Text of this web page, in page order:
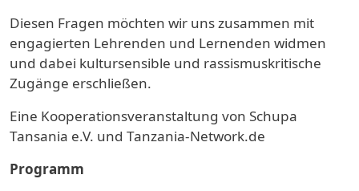
Diesen Fragen möchten wir uns zusammen mit
engagierten Lehrenden und Lernenden widmen
und dabei kultursensible und rassismuskritische
Zugänge erschließen.
Eine Kooperationsveranstaltung von Schupa
Tansania e.V. und Tanzania-Network.de
Programm